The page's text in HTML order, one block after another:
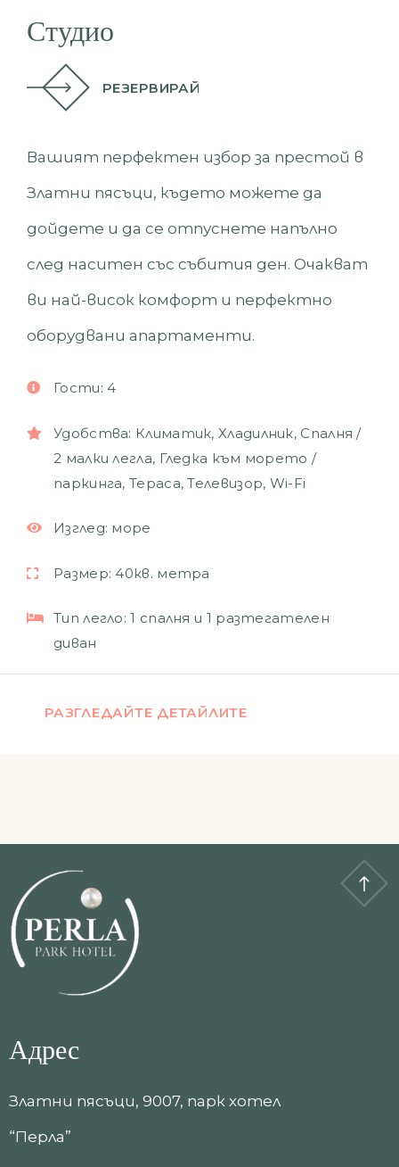
Студио
РЕЗЕРВИРАЙ
Вашият перфектен избор за престой в
Златни пясъци, където можете да
дойдете и да се отпуснете напълно
след наситен със събития ден. Очакват
ви най-висок комфорт и перфектно
оборудвани апартаменти.
Гости: 4
Удобства: Климатик, Хладилник, Спалня /
2 малки легла, Гледка към морето /
паркинга,Тераса,Телевизор, Wi-Fi
Изглед: море
Размер: 40кв. метра
Тип легло: 1 спалня и 1 разтегателен
диван
РАЗГЛЕДАЙТЕ ДЕТАЙЛИТЕ
Адрес
Златни пясъци, 9007, парк хотел
“Перла”